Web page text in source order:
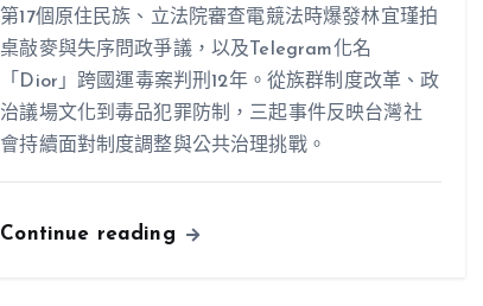
第17個原住民族、立法院審查電競法時爆發林宜瑾拍
桌敲麥與失序問政爭議，以及Telegram化名
「Dior」跨國運毒案判刑12年。從族群制度改革、政
治議場文化到毒品犯罪防制，三起事件反映台灣社
會持續面對制度調整與公共治理挑戰。
Continue reading